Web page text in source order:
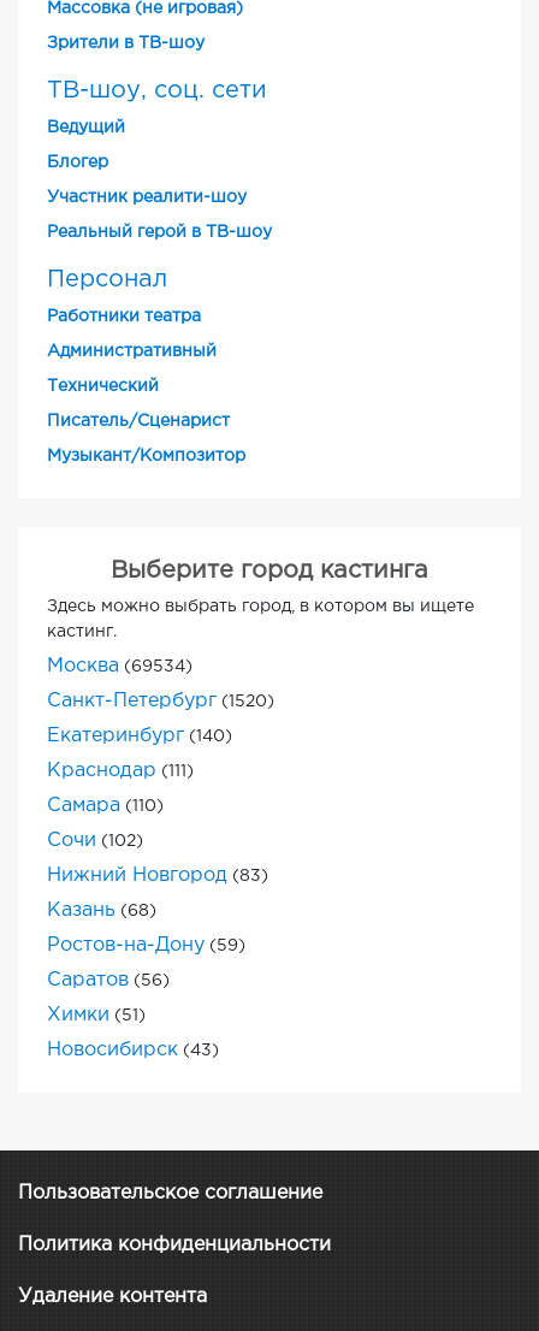
Массовка (не игровая)
Зрители в ТВ-шоу
ТВ-шоу, соц. сети
Ведущий
Блогер
Участник реалити-шоу
Реальный герой в ТВ-шоу
Персонал
Работники театра
Административный
Технический
Писатель/Сценарист
Музыкант/Композитор
Выберите город кастинга
Здесь можно выбрать город, в котором вы ищете
кастинг.
Москва (69534)
Санкт-Петербург (1520)
Екатеринбург (140)
Краснодар (111)
Самара (110)
Сочи (102)
Нижний Новгород (83)
Казань (68)
Ростов-на-Дону (59)
Саратов (56)
Химки (51)
Новосибирск (43)
Пользовательское соглашение
Политика конфиденциальности
Удаление контента